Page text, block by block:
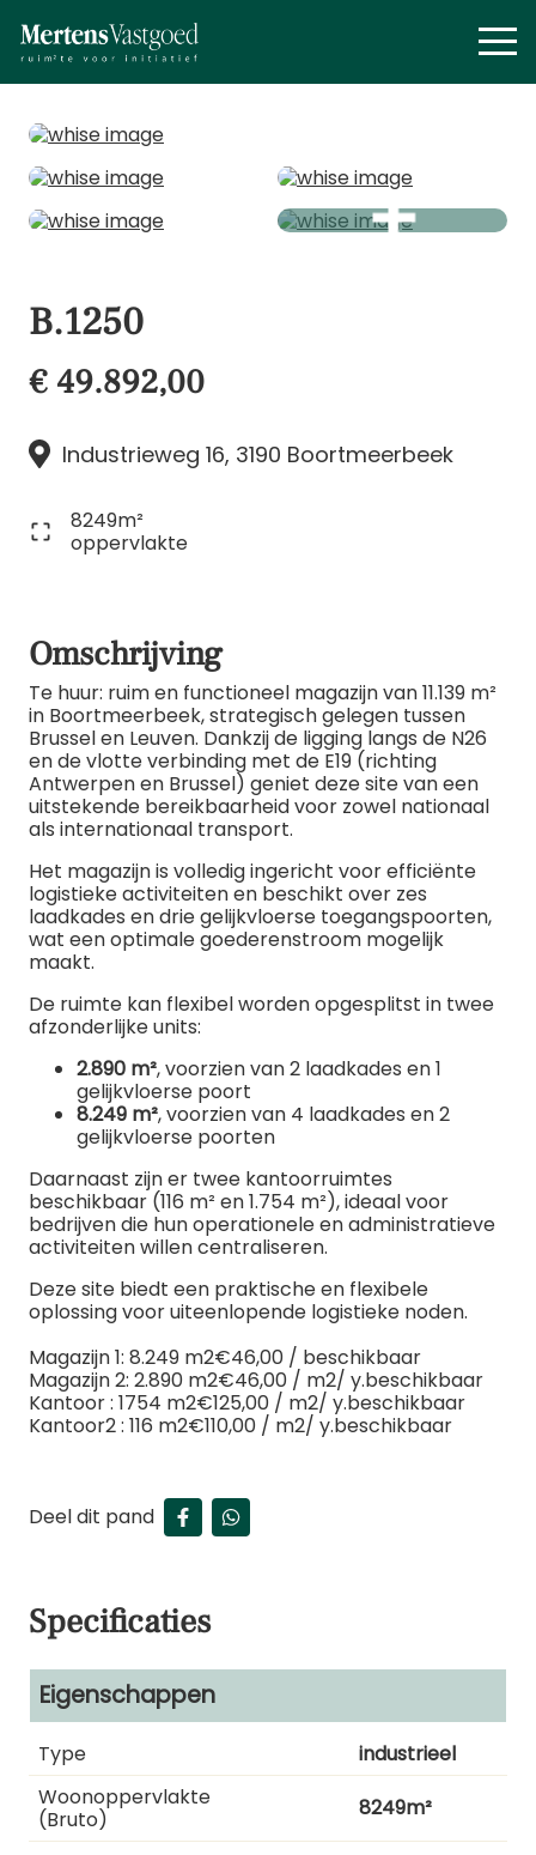
B.1250
€ 49.892,00
Industrieweg 16, 3190 Boortmeerbeek
8249m²
oppervlakte
Omschrijving
Te huur: ruim en functioneel magazijn van 11.139 m²
in Boortmeerbeek, strategisch gelegen tussen
Brussel en Leuven. Dankzij de ligging langs de N26
en de vlotte verbinding met de E19 (richting
Antwerpen en Brussel) geniet deze site van een
uitstekende bereikbaarheid voor zowel nationaal
als internationaal transport.
Het magazijn is volledig ingericht voor efficiënte
logistieke activiteiten en beschikt over zes
laadkades en drie gelijkvloerse toegangspoorten,
wat een optimale goederenstroom mogelijk
maakt.
De ruimte kan flexibel worden opgesplitst in twee
afzonderlijke units:
2.890 m², voorzien van 2 laadkades en 1
gelijkvloerse poort
8.249 m², voorzien van 4 laadkades en 2
gelijkvloerse poorten
Daarnaast zijn er twee kantoorruimtes
beschikbaar (116 m² en 1.754 m²), ideaal voor
bedrijven die hun operationele en administratieve
activiteiten willen centraliseren.
Deze site biedt een praktische en flexibele
oplossing voor uiteenlopende logistieke noden.
Magazijn 1: 8.249 m2€46,00 / beschikbaar
Magazijn 2: 2.890 m2€46,00 / m2/ y.beschikbaar
Kantoor : 1754 m2€125,00 / m2/ y.beschikbaar
Kantoor2 : 116 m2€110,00 / m2/ y.beschikbaar
Deel dit pand
Specificaties
Eigenschappen
Type
industrieel
Woonoppervlakte
(bruto)
8249m²